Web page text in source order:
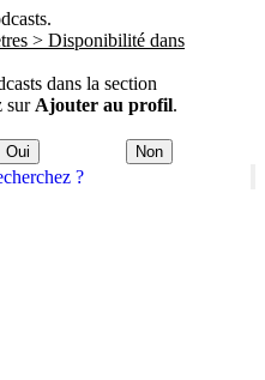
?
> Disponibilité dans
dans la section
sur Ajouter au profil.
Oui Non